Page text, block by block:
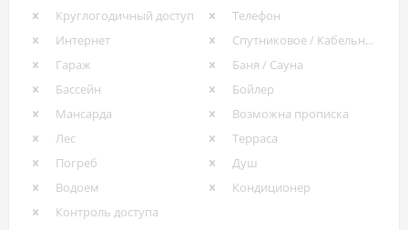
Круглогодичный доступ
Телефон
Интернет
Спутниковое / Кабельное ТВ
Гараж
Баня / Сауна
Бассейн
Бойлер
Мансарда
Возможна прописка
Лес
Терраса
Погреб
Душ
Водоем
Кондиционер
Контроль доступа